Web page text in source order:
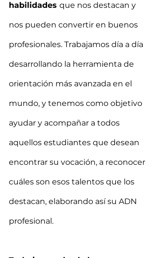
habilidades que nos destacan y
nos pueden convertir en buenos
profesionales. Trabajamos día a día
desarrollando la herramienta de
orientación más avanzada en el
mundo, y tenemos como objetivo
ayudar y acompañar a todos
aquellos estudiantes que desean
encontrar su vocación, a reconocer
cuáles son esos talentos que los
destacan, elaborando así su ADN
profesional.